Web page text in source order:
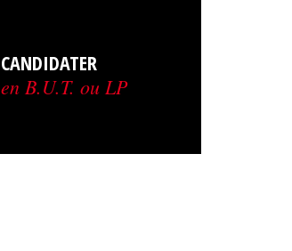
CANDIDATER
en B.U.T. ou LP